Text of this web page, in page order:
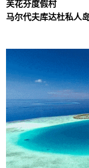
芙花芬度假村
马尔代夫库达杜私人